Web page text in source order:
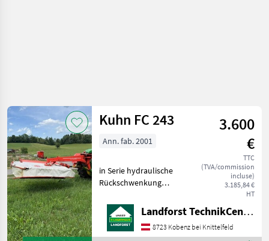
Kuhn FC 243
3.600
€
TTC
(TVA/commission
incluse)
3.185,84 €
HT
Ann. fab. 2001
in Serie hydraulische
Rückschwenkung
Mähscheiben Arbeitsbreite
2, 4m Kunststoffzinken für
Aufbereiter Um Ihnen
Landforst TechnikCenter Knittelfeld
8723 Kobenz bei Knittelfeld